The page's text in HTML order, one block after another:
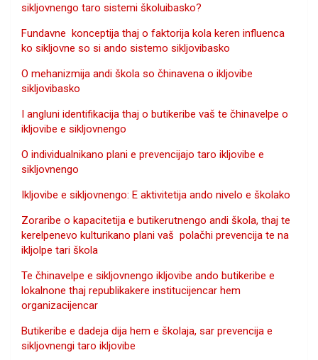
sikljovnengo taro sistemi školuibasko?
Fundavne konceptija thaj o faktorija kola keren influenca
ko sikljovne so si ando sistemo sikljovibasko
O mehanizmija andi škola so čhinavena o ikljovibe
sikljovibasko
I angluni identifikacija thaj o butikeribe vaš te čhinavelpe o
ikljovibe e sikljovnengo
O individualnikano plani e prevencijajo taro ikljovibe e
sikljovnengo
Ikljovibe e sikljovnengo: E aktivitetija ando nivelo e školako
Zoraribe o kapacitetija e butikerutnengo andi škola, thaj te
kerelpenevo kulturikano plani vaš polačhi prevencija te na
ikljolpe tari škola
Te čhinavelpe e sikljovnengo ikljovibe ando butikeribe e
lokalnone thaj republikakere institucijencar hem
organizacijencar
Butikeribe e dadeja dija hem e školaja, sar prevencija e
sikljovnengi taro ikljovibe